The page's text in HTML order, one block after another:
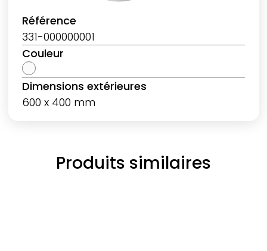
Référence
331-000000001
Couleur
Dimensions extérieures
600 x 400 mm
Produits similaires